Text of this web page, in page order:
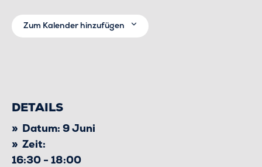
Zum Kalender hinzufügen
DETAILS
Datum: 9 Juni
Zeit:
16:30 - 18:00